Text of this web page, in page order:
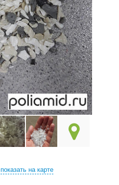
показать на карте